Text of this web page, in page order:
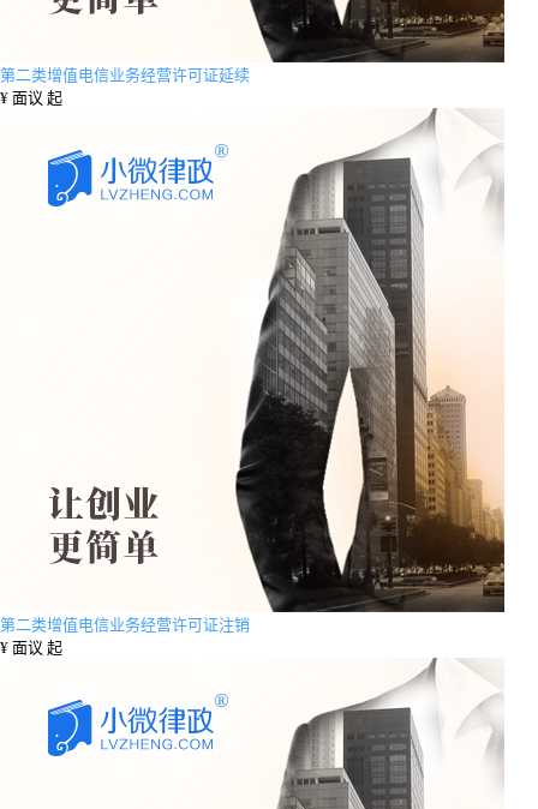
第二类增值电信业务经营许可证延续
¥ 面议 起
第二类增值电信业务经营许可证注销
¥ 面议 起